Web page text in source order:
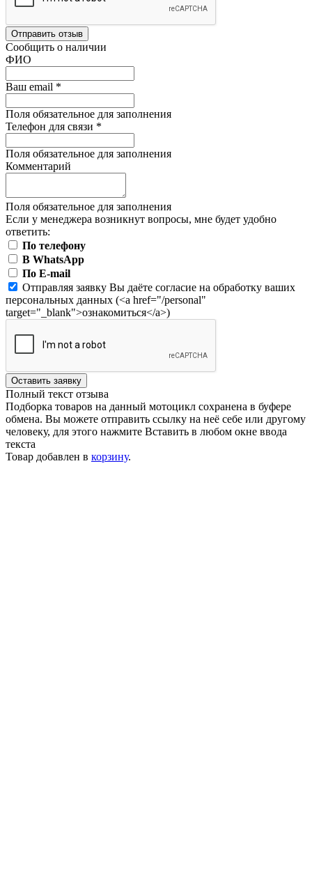
Отправить отзыв
Сообщить о наличии
ФИО
Ваш email *
Поля обязательное для заполнения
Телефон для связи *
Поля обязательное для заполнения
Комментарий
Поля обязательное для заполнения
Если у менеджера возникнут вопросы, мне будет удобно
ответить:
По телефону
В WhatsApp
По E-mail
Отправляя заявку Вы даёте согласие на обработку ваших
персональных данных (<a href="/personal"
target="_blank">ознакомиться</a>)
Оставить заявку
Полный текст отзыва
Подборка товаров на данный мотоцикл сохранена в буфере
обмена. Вы можете отправить ссылку на неё себе или другому
человеку, для этого нажмите Вставить в любом окне ввода
текста
Товар добавлен в корзину.